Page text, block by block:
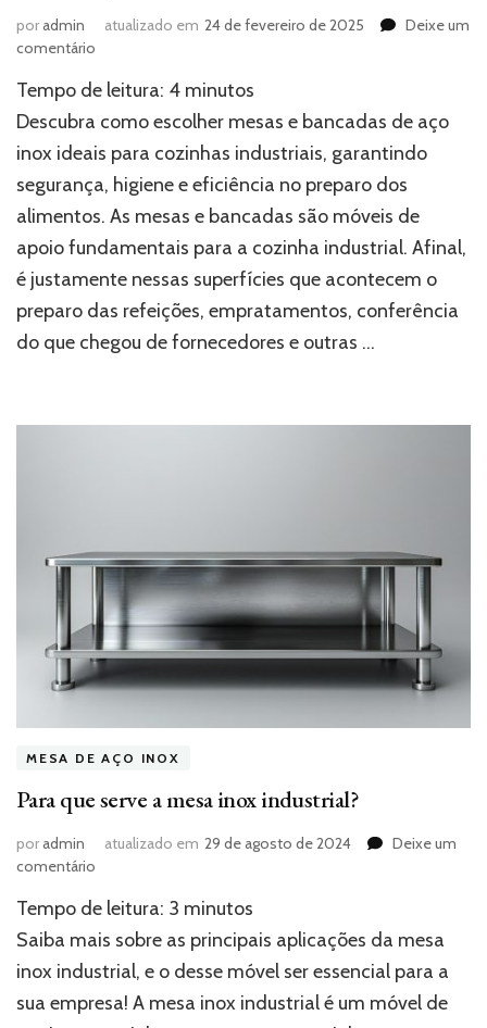
poradmin atualizado em 24 de fevereiro de 2025
Deixe um
comentário
escolher
as
mesas
e
bancadas
cozinha
industrial
Tempo de leitura: 4 minutos
Descubra como escolher mesas e bancadas de aço
inox ideais para cozinhas industriais, garantindo
segurança, higiene e eficiência no preparo dos
alimentos. As mesas e bancadas são móveis de
apoio fundamentais para a cozinha industrial. Afinal,
é justamente nessas superfícies que acontecem o
preparo das refeições, empratamentos, conferência
do que chegou de fornecedores e outras …
MESA DE AÇO INOX
Para que serve a mesa inox industrial?
poradmin atualizado em 29 de agosto de 2024
Deixe um
comentário
que
serve
mesa
inox
Tempo de leitura: 3 minutos
Saiba mais sobre as principais aplicações da mesa
inox industrial, e o desse móvel ser essencial para a
sua empresa! A mesa inox industrial é um móvel de